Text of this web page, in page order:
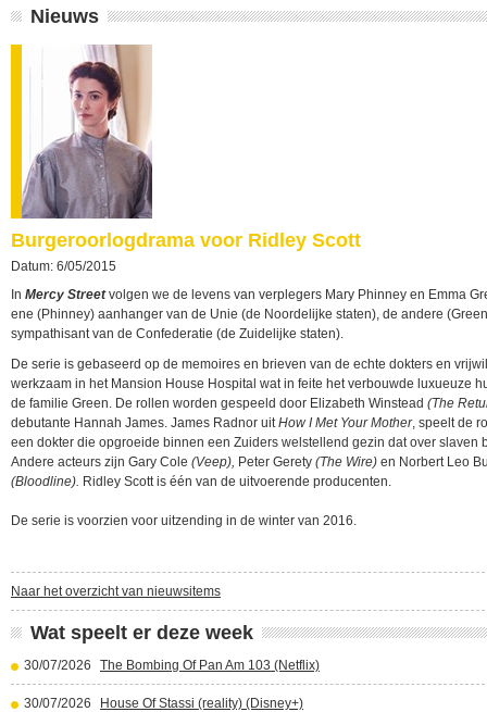
Nieuws
Burgeroorlogdrama voor Ridley Scott
Datum: 6/05/2015
In Mercy Streetvolgen we de levens van verplegers Mary Phinney en Emma
ene (Phinney) aanhanger van de Unie (de Noordelijke staten), de andere
sympathisant van de Confederatie (de Zuidelijke staten).
De serie is gebaseerd op de memoires en brieven van de echte dokters en
werkzaam in het Mansion House Hospital wat in feite het verbouwde luxueuze
de familie Green. De rollen worden gespeeld door Elizabeth Winstead (The
debutante Hannah James. James Radnor uitHow I Met Your Mother, speelt de
een dokter die opgroeide binnen een Zuiders welstellend gezin dat over slaven
Andere acteurs zijn Gary Cole (Veep), Peter Gerety (The Wire) en Norbert Leo
(Bloodline). Ridley Scott is één van de uitvoerende producenten.
De serie is voorzien voor uitzending in de winter van 2016.
Naar het overzicht van nieuwsitems
Wat speelt er deze week
30/07/2026 The Bombing Of Pan Am 103 (Netflix)
30/07/2026 House Of Stassi (reality) (Disney+)